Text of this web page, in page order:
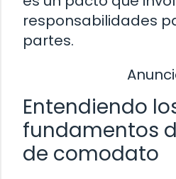
responsabilidades
partes.
Entendiendo
fundamentos
de comodato